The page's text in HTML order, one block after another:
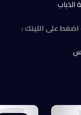
على اللينك :